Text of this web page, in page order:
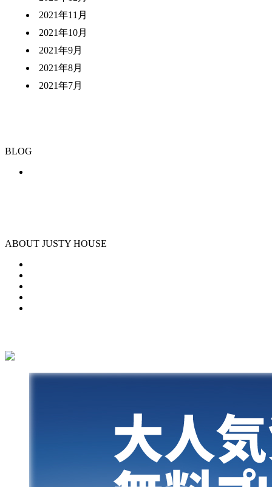
2021年11月
2021年10月
2021年9月
2021年8月
2021年7月
BLOG
ABOUT JUSTY HOUSE